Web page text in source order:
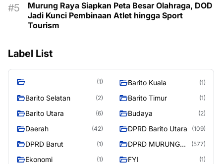
Murung Raya Siapkan Peta Besar Olahraga, DOD
Jadi Kunci Pembinaan Atlet hingga Sport
Tourism
Label List
(1) Barito Kuala (1)
Barito Selatan (2) Barito Timur (1)
Barito Utara (6) Budaya (2)
Daerah (42) DPRD Barito Utara (109)
DPRD Barut (1)
DPRD MURUNG
(577)
Ekonomi (1) FYI (1)